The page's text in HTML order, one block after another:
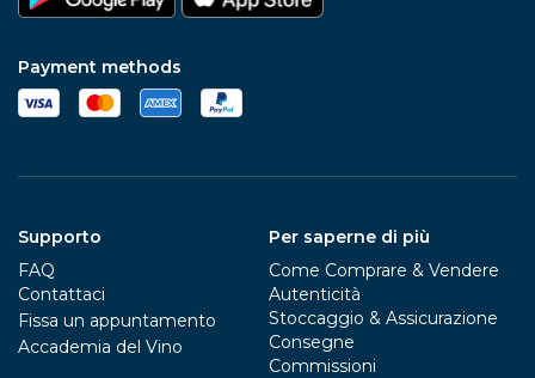
Payment methods
Supporto
FAQ
Contattaci
Fissa un appuntamento
Accademia del Vino
Per saperne di più
Come Comprare & Vendere
Autenticità
Stoccaggio & Assicurazione
Consegne
Commissioni